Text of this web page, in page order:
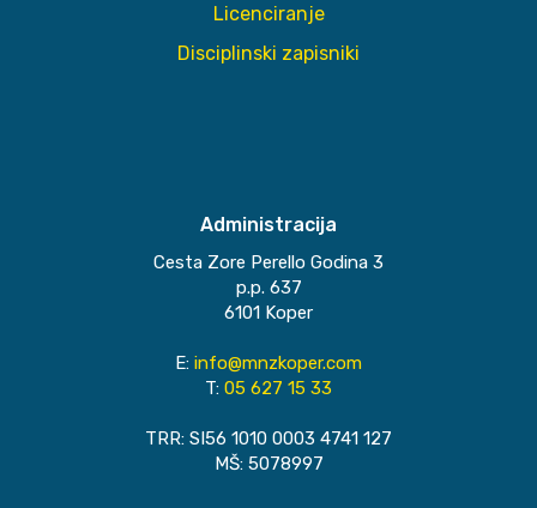
Licenciranje
Disciplinski zapisniki
Administracija
Cesta Zore Perello Godina 3
p.p. 637
6101 Koper
E: info@mnzkoper.com
T: 05 627 15 33
TRR: SI56 1010 0003 4741 127
MŠ: 5078997